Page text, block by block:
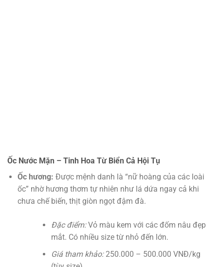
Ốc Nước Mặn – Tinh Hoa Từ Biển Cả Hội Tụ
Ốc hương: Được mệnh danh là “nữ hoàng của các loài
ốc” nhờ hương thơm tự nhiên như lá dứa ngay cả khi
chưa chế biến, thịt giòn ngọt đậm đà.
Đặc điểm:Vỏ màu kem với các đốm nâu đẹp
mắt. Có nhiều size từ nhỏ đến lớn.
Giá tham khảo:250.000 – 500.000 VNĐ/kg